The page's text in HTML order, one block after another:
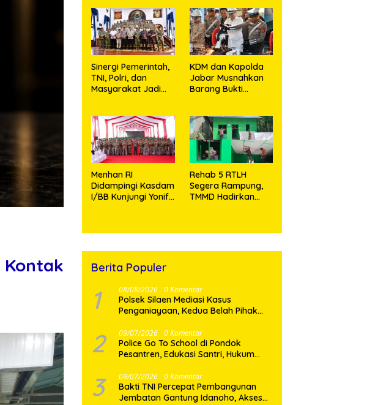
Kontak
Nias Utara
Harapan Hidup Bagi
Yang
Membutuhkan
Sinergi Pemerintah,
TNI, Polri, dan
Masyarakat Jadi
Kondusif
KDM dan Kapolda
Jabar Musnahkan
Barang Bukti
Brong dan
Tramadol
Menhan RI
Didampingi Kasdam
I/BB Kunjungi Yonif
Rehab 5 RTLH
Segera Rampung,
TMMD Hadirkan
Berita Populer
1 08/08/2026 0 Komentar
Polsek Silaen Mediasi Kasus
Penganiayaan, Kedua Belah Pihak
2 09/07/2026 0 Komentar
Police Go To School di Pondok
Pesantren, Edukasi Santri, Hukum
Muda
3 09/07/2026 0 Komentar
Bakti TNI Percepat Pembangunan
Jembatan Gantung Idanoho, Akses